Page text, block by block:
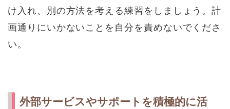
け入れ、別の方法を考える練習をしましょう。計
画通りにいかないことを自分を責めないでくださ
い。
外部サービスやサポートを積極的に活